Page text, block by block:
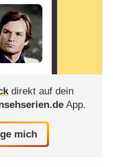
direkt auf dein
App.
mich